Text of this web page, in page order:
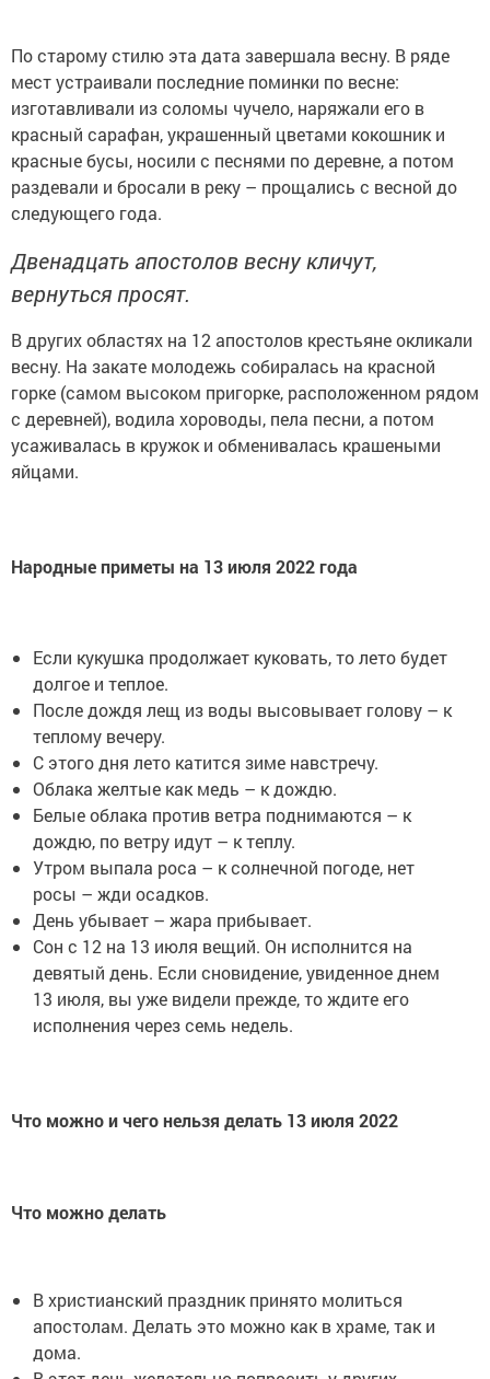
По старому стилю эта дата завершала весну. В ряде
мест устраивали последние поминки по весне:
изготавливали из соломы чучело, наряжали его в
красный сарафан, украшенный цветами кокошник и
красные бусы, носили с песнями по деревне, а потом
раздевали и бросали в реку – прощались с весной до
следующего года.
Двенадцать апостолов весну кличут,
вернуться просят.
В других областях на 12 апостолов крестьяне окликали
весну. На закате молодежь собиралась на красной
горке (самом высоком пригорке, расположенном рядом
с деревней), водила хороводы, пела песни, а потом
усаживалась в кружок и обменивалась крашеными
яйцами.
Народные приметы на 13 июля 2022 года
Если кукушка продолжает куковать, то лето будет
долгое и теплое.
После дождя лещ из воды высовывает голову – к
теплому вечеру.
С этого дня лето катится зиме навстречу.
Облака желтые как медь – к дождю.
Белые облака против ветра поднимаются – к
дождю, по ветру идут – к теплу.
Утром выпала роса – к солнечной погоде, нет
росы – жди осадков.
День убывает – жара прибывает.
Сон с 12 на 13 июля вещий. Он исполнится на
девятый день. Если сновидение, увиденное днем
13 июля, вы уже видели прежде, то ждите его
исполнения через семь недель.
Что можно и чего нельзя делать 13 июля 2022
Что можно делать
В христианский праздник принято молиться
апостолам. Делать это можно как в храме, так и
дома.